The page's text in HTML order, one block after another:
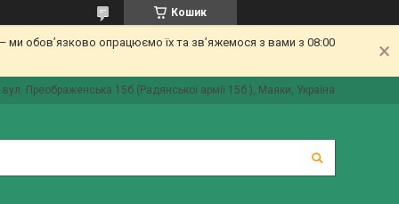
Кошик
обов’язково опрацюємо їх та зв’яжемося з вами з 08:00
вул. Преображенська 15б (Радянської армії 15б ), Маяки, Україна